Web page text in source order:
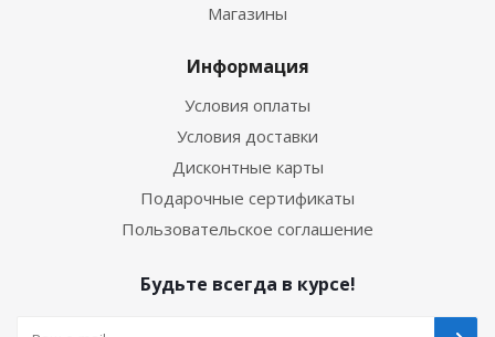
Магазины
Информация
Условия оплаты
Условия доставки
Дисконтные карты
Подарочные сертификаты
Пользовательское соглашение
Будьте всегда в курсе!